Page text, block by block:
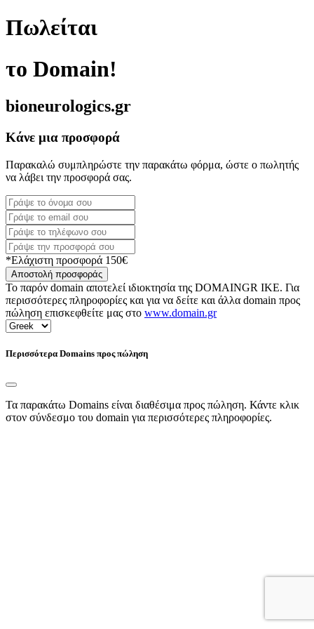
Πωλείται
το Domain!
bioneurologics.gr
Κάνε μια προσφορά
Παρακαλώ συμπληρώστε την παρακάτω φόρμα, ώστε ο πωλητής
να λάβει την προσφορά σας.
*Ελάχιστη προσφορά 150€
Αποστολή προσφοράς
Το παρόν domain αποτελεί ιδιοκτησία της DOMAINGR ΙΚΕ. Για
περισσότερες πληροφορίες και για να δείτε και άλλα domain προς
πώληση επισκεφθείτε μας στο www.domain.gr
Περισσότερα Domains προς πώληση
Τα παρακάτω Domains είναι διαθέσιμα προς πώληση. Κάντε κλικ
στον σύνδεσμο του domain για περισσότερες πληροφορίες.